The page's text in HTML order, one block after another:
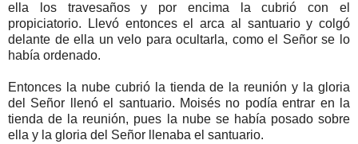
ella los travesaños y por encima la cubrió con el
propiciatorio. Llevó entonces el arca al santuario y colgó
delante de ella un velo para ocultarla, como el Señor se lo
había ordenado.
Entonces la nube cubrió la tienda de la reunión y la gloria
del Señor llenó el santuario. Moisés no podía entrar en la
tienda de la reunión, pues la nube se había posado sobre
ella y la gloria del Señor llenaba el santuario.